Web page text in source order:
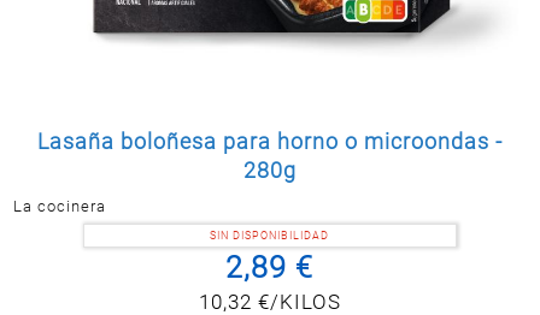
Postal
LIMPIEZA
ELECTRO
Lasaña boloñesa para horno o microondas -
280g
La cocinera
SIN DISPONIBILIDAD
2,89 €
10,32 €/KILOS